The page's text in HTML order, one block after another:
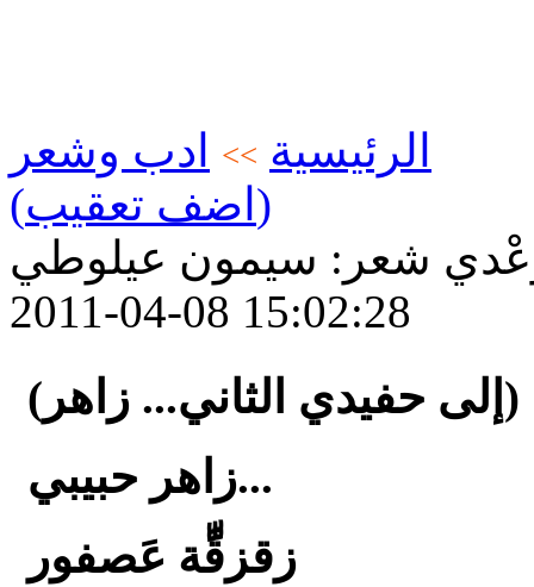
الرئيسية >>
ادب وشعر
(اضف تعقيب)
شعر: سيمون عيلوطي
2011-04-08 15:02:28
(إلى حفيدي الثاني... زاهر)
زاهر حبيبي...
زقزقِّّة عَصفور